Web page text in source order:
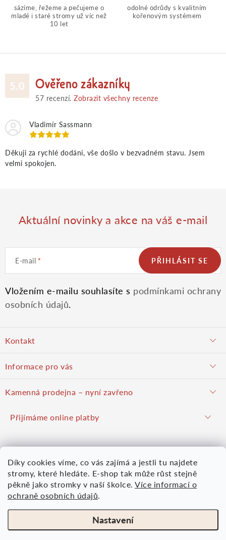
Díky cookies víme, co vás zajímá a jestli tu najdete
stromy, které hledáte. E-shop tak může růst stejně
pěkně jako stromky v naší školce. Více informací o
ochraně osobních údajů.
Nastavení
p
r
v
k
y
v
i
s
u
sázíme, řežeme a pečujeme o
mladé i staré stromy už víc než
10 let
odolné odrůdy s kvalitním
kořenovým systémem
5.0 Ověřeno zákazníky
57 recenzí. Zobrazit všechny recenze
Vladimír Sassmann
Děkuji za rychlé dodání, vše došlo v bezvadném stavu. Jsem
velmi spokojen.
Aktuální novinky a akce na váš e-mail
E-mail
Vložením e-mailu souhlasíte s podmínkami ochrany
osobních údajů.
PŘIHLÁSIT SE
p
t
Kontakt
Informace pro vás
Hodnocení obchodu
Kontakt
Obchodní podmínky
Osobní údaje
Moje objednávka
Kamenná prodejna – nyní zavřeno
Více informací
Přijímáme online platby
Nákupní košík
0KS /